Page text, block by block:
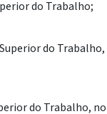
do Trabalho;
do
do Trabalho, no